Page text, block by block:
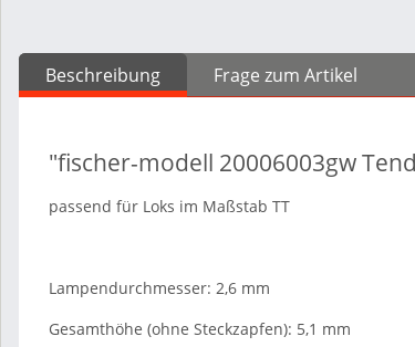
Beschreibung Frage zum Artikel
"fischer-modell 20006003gw
passend für Loks im Maßstab TT
Lampendurchmesser: 2,6 mm
Gesamthöhe (ohne Steckzapfen): 5,1 mm